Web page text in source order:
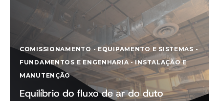
COMISSIONAMENTO - EQUIPAMENTO E SISTEMAS -
FUNDAMENTOS E ENGENHARIA -INSTALAÇÃO E
MANUTENÇÃO
Equilíbrio do fluxo de ar do duto